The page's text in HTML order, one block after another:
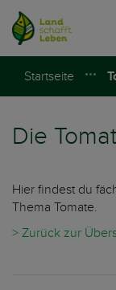
Startseite
Die
Hier findest du
Thema Tomate.
> Zurück zur